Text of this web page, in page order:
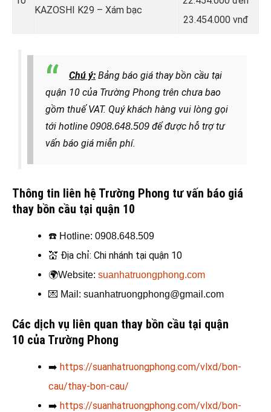
KAZOSHI K29 – Xám bạc
23.454.000 vnđ
Chú ý: Bảng báo giá thay bồn cầu tại
quận 10 của Trường Phong trên chưa bao
gồm thuế VAT. Quý khách hàng vui lòng gọi
tới hotline 0908.648.509 để được hỗ trợ tư
vấn báo giá miễn phí.
Thông tin liên hệ Trường Phong tư vấn báo giá
thay bồn cầu tại quận 10
☎️ Hotline: 0908.648.509
💒 Địa chỉ: Chi nhánh tại quận 10
🌍Website: suanhatruongphong.com
💌 Mail: suanhatruongphong@gmail.com
Các dịch vụ liên quan thay bồn cầu tại quận
10 của Trường Phong
➡️ https://suanhatruongphong.com/vlxd/bon-
cau/thay-bon-cau/
➡️ https://suanhatruongphong.com/vlxd/bon-